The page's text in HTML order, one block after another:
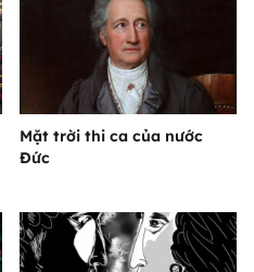
Mặt trời thi ca của nước
Đức